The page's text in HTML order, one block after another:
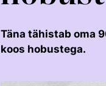
Täna tähistab oma
koos hobustega.